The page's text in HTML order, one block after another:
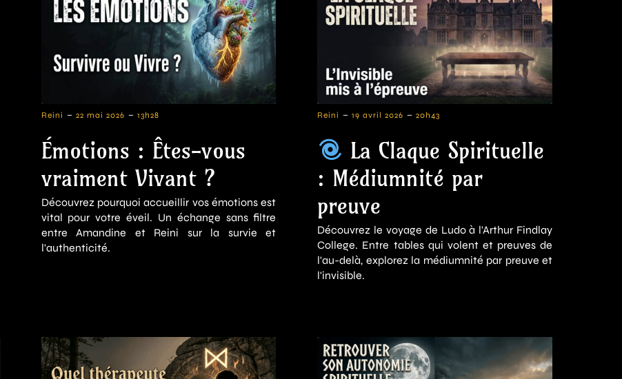
Reini - 22 mai 2026 - 13h28
Émotions : Êtes-vous
vraiment Vivant ?
Découvrez pourquoi accueillir vos émotions est
vital pour votre éveil. Un échange sans filtre
entre Amandine et Reini sur la survie et
l'authenticité.
Reini - 19 avril 2026 - 20h43
La Claque Spirituelle
: Médiumnité par
preuve
Découvrez le voyage de Ludo à l'Arthur Findlay
College. Entre tables qui volent et preuves de
l'au-delà, explorez la médiumnité par preuve et
l'invisible.